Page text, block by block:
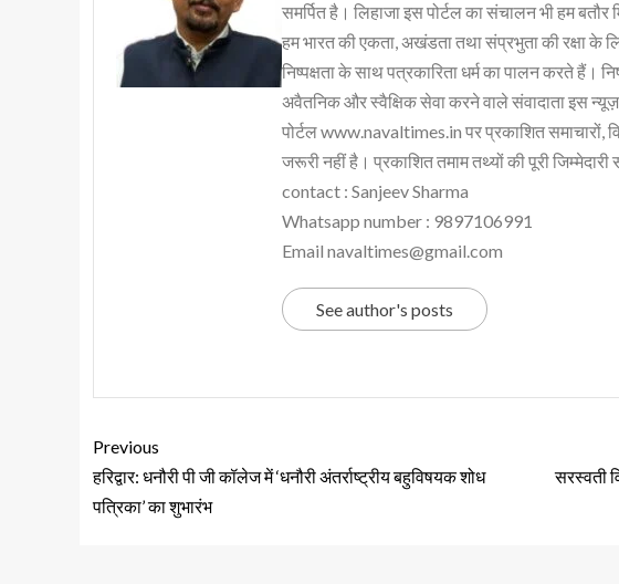
समर्पित है। लिहाजा इस पोर्टल का संचालन भी हम बतौर
हम भारत की एकता, अखंडता तथा संप्रभुता की रक्षा
निष्पक्षता के साथ पत्रकारिता धर्म का पालन करते हैं।
अवैतनिक और स्वैक्षिक सेवा करने वाले संवादाता इस
पोर्टल www.navaltimes.in पर प्रकाशित
जरूरी नहीं है। प्रकाशित तमाम तथ्यों की पूरी
contact : Sanjeev Sharma
Whatsapp number : 9897106991
Email navaltimes@gmail.com
See author's posts
Previous
हरिद्वार: धनौरी पी जी कॉलेज में ‘धनौरी अंतर्राष्ट्रीय बहुविषयक शोध
पत्रिका’ का शुभारंभ
सरस्वती